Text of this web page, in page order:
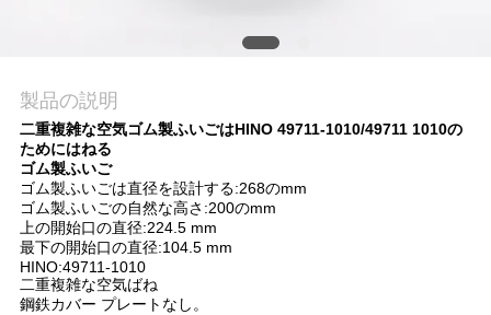
連
絡
し
な
さ
製品の説明
二重複雑な空気ゴム製ふいごはHINO 49711-1010/49711 1010の
ためにはねる
ゴム製ふいご
ゴム製ふいごは直径を設計する:268のmm
ゴム製ふいごの自然な高さ:200のmm
上の開始口の直径:224.5 mm
最下の開始口の直径:104.5 mm
HINO:49711-1010
二重複雑な空気ばね
鋼鉄カバー プレートなし。